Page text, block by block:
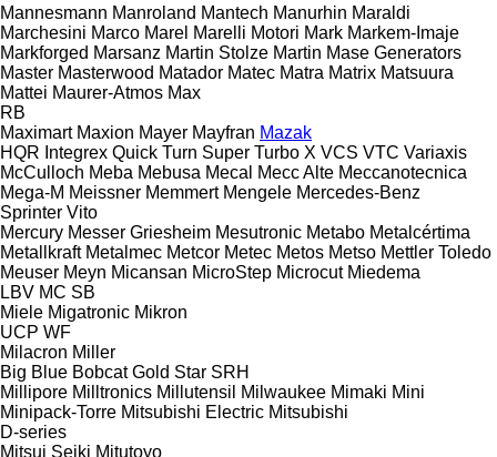
Mannesmann Manroland Mantech Manurhin Maraldi
Marchesini Marco Marel Marelli Motori Mark Markem-Imaje
Markforged Marsanz Martin Stolze Martin Mase Generators
Master Masterwood Matador Matec Matra Matrix Matsuura
Mattei Maurer-Atmos Max
RB
Maximart Maxion Mayer Mayfran Mazak
HQR Integrex Quick Turn Super Turbo X VCS VTC Variaxis
McCulloch Meba Mebusa Mecal Mecc Alte Meccanotecnica
Mega-M Meissner Memmert Mengele Mercedes-Benz
Sprinter Vito
Mercury Messer Griesheim Mesutronic Metabo Metalcértima
Metallkraft Metalmec Metcor Metec Metos Metso Mettler Toledo
Meuser Meyn Micansan MicroStep Microcut Miedema
LBV MC SB
Miele Migatronic Mikron
UCP WF
Milacron Miller
Big Blue Bobcat Gold Star SRH
Millipore Milltronics Millutensil Milwaukee Mimaki Mini
Minipack-Torre Mitsubishi Electric Mitsubishi
D-series
Mitsui Seiki Mitutoyo